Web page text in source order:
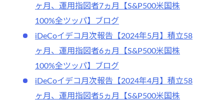
ヶ月、運用指図者7ヵ月【S&P500米国株
100%全ツッパ】ブログ
iDeCoイデコ月次報告【2024年5月】積立58
ヶ月、運用指図者6ヵ月【S&P500米国株
100%全ツッパ】ブログ
iDeCoイデコ月次報告【2024年4月】積立58
ヶ月、運用指図者5ヵ月【S&P500米国株